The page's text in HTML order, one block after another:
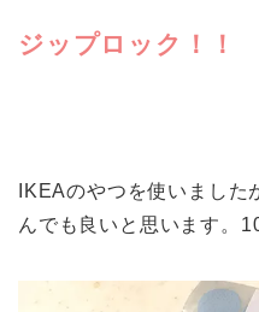
ジップロック！！
IKEAのやつを使いまし
んでも良いと思います。